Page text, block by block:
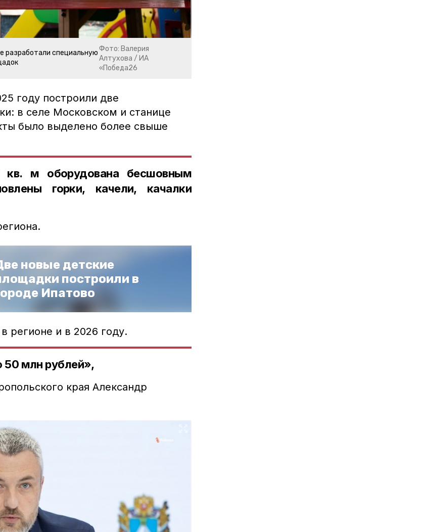
разработали специальную Фото: Валерия
Алтухова / ИА
«Победа26
году построили две
в селе Московском и станице
было выделено более свыше
м оборудована бесшовным
горки, качели, качалки
новые детские
построили в
Ипатово
регионе и в 2026 году.
50 млн рублей»,
края Александр